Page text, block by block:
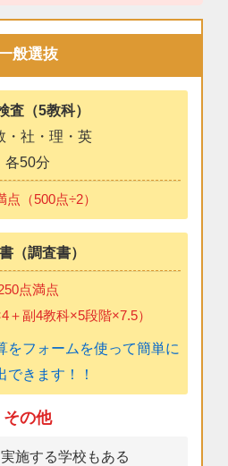
般選抜
査（5教科）
・社・理・英
各50分
点（500点÷2）
（調査書）
点満点
＋副4教科×5段階×7.5）
をフォームを使って簡単に
できます！！
その他
施する学校もある